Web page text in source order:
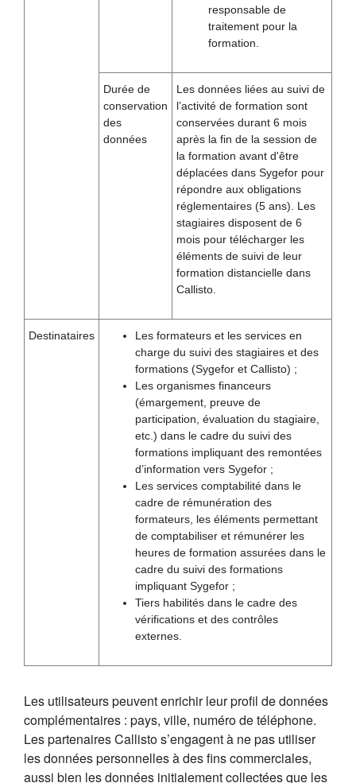
responsable de
traitement pour la
formation.
Durée de
conservation
des
données
Les données liées au suivi de
l’activité de formation sont
conservées durant 6 mois
après la fin de la session de
la formation avant d'être
déplacées dans Sygefor pour
répondre aux obligations
réglementaires (5 ans). Les
stagiaires disposent de 6
mois pour télécharger les
éléments de suivi de leur
formation distancielle dans
Callisto.
Destinataires
Les formateurs et les services en
charge du suivi des stagiaires et des
formations (Sygefor et Callisto) ;
Les organismes financeurs
(émargement, preuve de
participation, évaluation du stagiaire,
etc.) dans le cadre du suivi des
formations impliquant des remontées
d’information vers Sygefor ;
Les services comptabilité dans le
cadre de rémunération des
formateurs, les éléments permettant
de comptabiliser et rémunérer les
heures de formation assurées dans le
cadre du suivi des formations
impliquant Sygefor ;
Tiers habilités dans le cadre des
vérifications et des contrôles
externes.
Les utilisateurs peuvent enrichir leur profil de données
complémentaires : pays, ville, numéro de téléphone.
Les partenaires Callisto s’engagent à ne pas utiliser
les données personnelles à des fins commerciales,
aussi bien les données initialement collectées que les